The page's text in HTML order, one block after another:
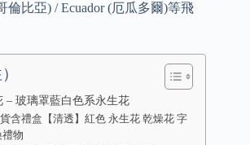
倫比亞) / Ecuador (厄瓜多爾)等飛
– 玻璃罩藍白色系永生花
含禮盒【清透】紅色 永生花 乾燥花 字
物